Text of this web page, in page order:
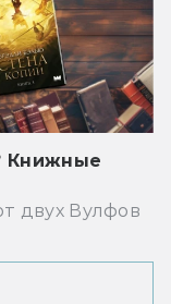
Книжные
двух Вулфов